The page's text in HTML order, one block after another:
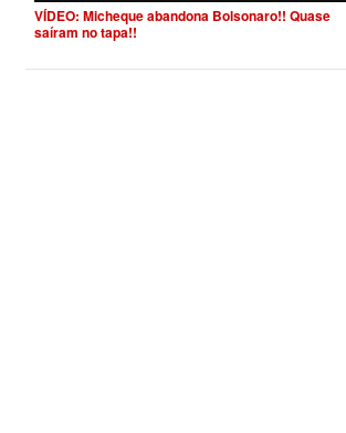
VÍDEO: Micheque abandona Bolsonaro!! Quase
saíram no tapa!!